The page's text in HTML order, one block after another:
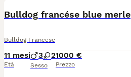
Bulldog francése blue merle
Bulldog Francese
11 mesi
Età
3 2
Sesso
1000 €
Prezzo